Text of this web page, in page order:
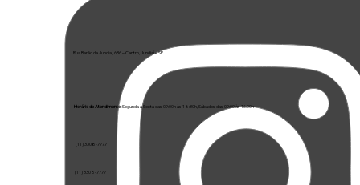
Rua Barão de Jundiaí, 636 – Centro, Jundiaí – SP
Horário de Atendimento:Segunda à Sexta das 09:00h às 18:30h, Sábados das 09:00 às 16:00h
(11) 3308-7777
(11) 3308-7777